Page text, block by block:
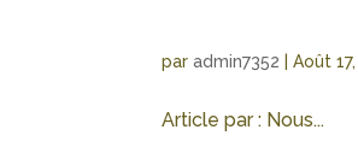
paradmin7352 |Août
Article par : Nous...